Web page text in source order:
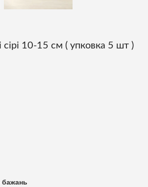
сірі 10-15 см ( упковка 5 шт )
бажань